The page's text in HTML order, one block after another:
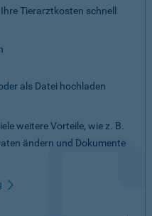
Tierarztkosten schnell
als Datei hochladen
weitere Vorteile, wie z. B.
ändern und Dokumente